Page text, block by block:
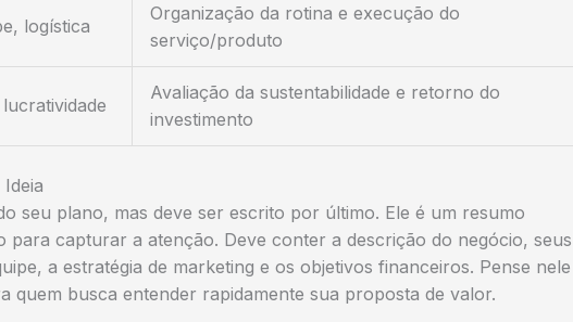
logística
Organização da rotina e execução do
serviço/produto
Avaliação da sustentabilidade e retorno do
investimento
seu plano, mas deve ser escrito por último. Ele é um resumo
capturar a atenção. Deve conter a descrição do negócio, seus
a estratégia de marketing e os objetivos financeiros. Pense nele
quem busca entender rapidamente sua proposta de valor.